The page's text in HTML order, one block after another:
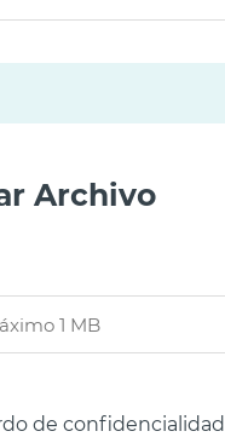
Archivo
de confidencialidad